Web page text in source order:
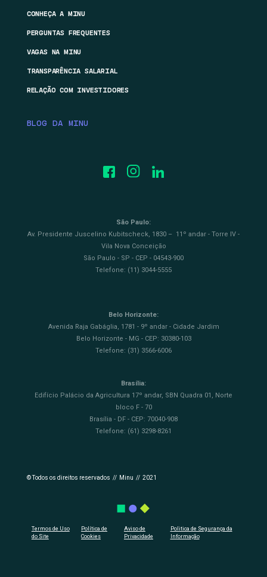
CONHEÇA A MINU
PERGUNTAS FREQUENTES
VAGAS NA MINU
TRANSPARÊNCIA SALARIAL
RELAÇÃO COM INVESTIDORES
BLOG DA MINU
São Paulo:
Av. Presidente Juscelino Kubitscheck, 1830 – 11º andar - Torre IV -
Vila Nova Conceição
São Paulo - SP - CEP - 04543-900
Telefone: (11) 3044-5555
Belo Horizonte:
Avenida Raja Gabáglia, 1781 - 9º andar - Cidade Jardim
Belo Horizonte - MG - CEP: 30380-103
Telefone: (31) 3566-6006
Brasília:
Edifício Palácio da Agricultura 17º andar, SBN Quadra 01, Norte
bloco F - 70
Brasília - DF - CEP: 70040-908
Telefone: (61) 3298-8261
© Todos os direitos reservados // Minu // 2021
Termos de Uso
do Site
Política de
Cookies
Aviso de
Privacidade
Politica de Segurança da
Informação